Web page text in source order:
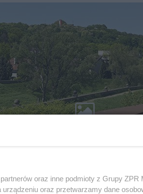
oraz inne podmioty z Grupy
oraz przetwarzamy dane